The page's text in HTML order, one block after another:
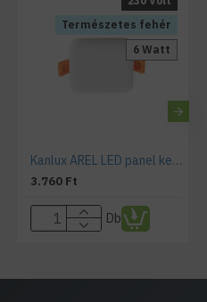
Természetes fehér
6 Watt
Kanlux AREL LED panel keret nélküli négyzet 6W, 4000K
3.760 Ft
Db